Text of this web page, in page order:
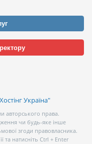
Україна"
авторського права.
чи будь-яке інше
згоди правовласника.
та натисніть Ctrl + Enter